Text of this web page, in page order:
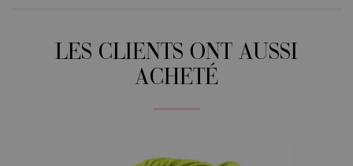
LES CLIENTS ONT AUSSI
ACHETÉ